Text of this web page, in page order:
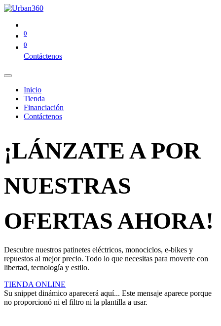
0
0
Contáctenos
Inicio
Tienda
Financiación
Contáctenos
¡LÁNZATE A POR
NUESTRAS
OFERTAS AHORA!
Descubre nuestros patinetes eléctricos, monociclos, e-bikes y
repuestos al mejor precio. Todo lo que necesitas para moverte con
libertad, tecnología y estilo.
TIENDA ONLINE
Su snippet dinámico aparecerá aquí... Este mensaje aparece porque
no proporcionó ni el filtro ni la plantilla a usar.